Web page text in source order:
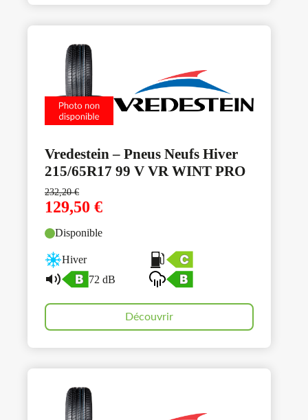
Vredestein – Pneus Neufs Hiver
215/65R17 99 V VR WINT PRO
232,20€
129,50 €
Disponible
Hiver
72 dB
Découvrir